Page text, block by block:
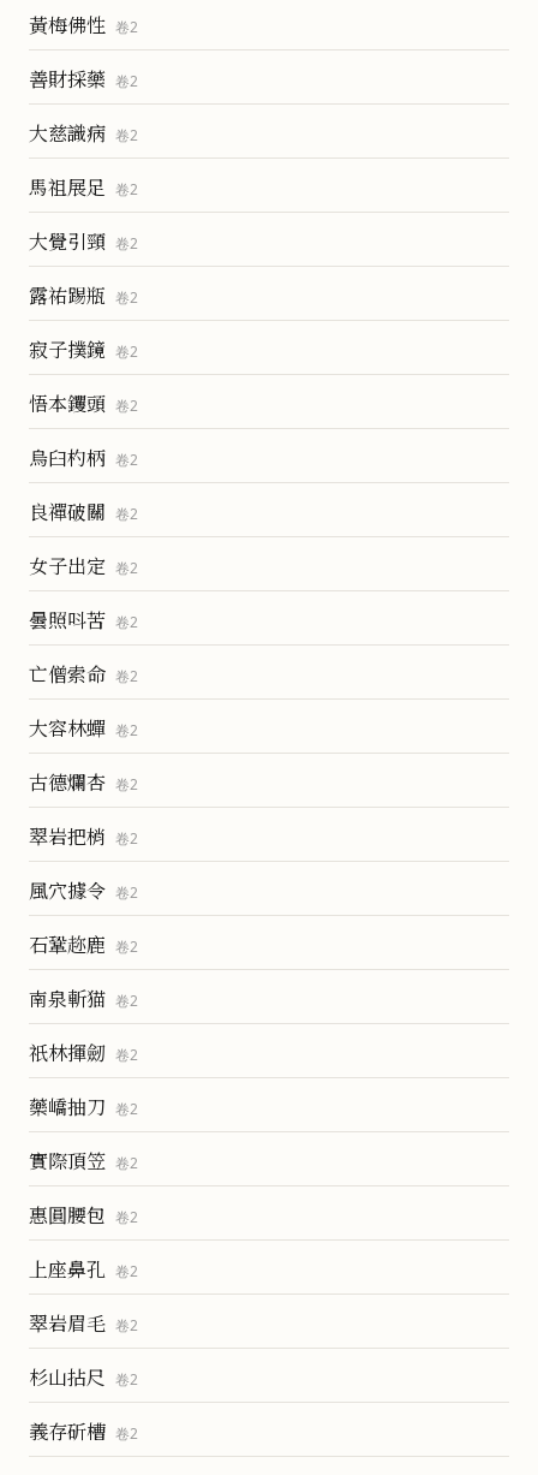
黃梅佛性 卷2
善財採藥 卷2
大慈識病 卷2
馬祖展足 卷2
大覺引頸 卷2
露祐踢瓶 卷2
寂子撲鏡 卷2
悟本钁頭 卷2
烏臼杓柄 卷2
良禪破關 卷2
女子出定 卷2
曇照呌苦 卷2
亡僧索命 卷2
大容林蟬 卷2
古德爛杏 卷2
翠岩把梢 卷2
風穴據令 卷2
石鞏趂鹿 卷2
南泉斬猫 卷2
祇林揮劒 卷2
藥嶠抽刀 卷2
實際頂笠 卷2
惠圓腰包 卷2
上座鼻孔 卷2
翠岩眉毛 卷2
杉山拈尺 卷2
義存斫槽 卷2